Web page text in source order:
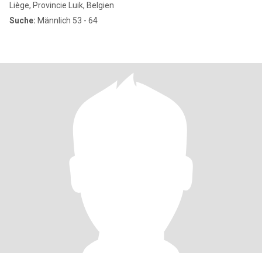
Liège, Provincie Luik, Belgien
Suche: Männlich 53 - 64